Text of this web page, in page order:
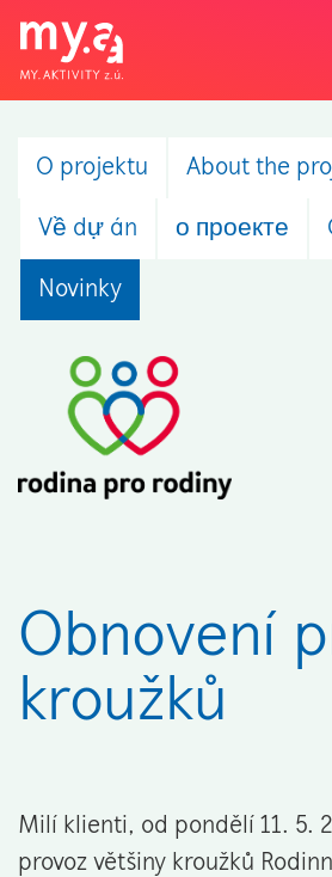
O projektu About the
Về dự án о проекте
Novinky
Obnovení
kroužků
Milí klienti, od pondělí 11. 5.
provoz většiny kroužků